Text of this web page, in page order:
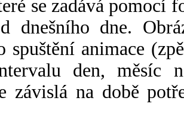
se zadává pomocí
dnešního dne.
spuštění animace
den, měsíc
závislá na době